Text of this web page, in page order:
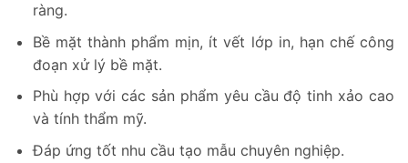
ràng.
Bề mặt thành phẩm mịn, ít vết lớp in, hạn chế công
đoạn xử lý bề mặt.
Phù hợp với các sản phẩm yêu cầu độ tinh xảo cao
và tính thẩm mỹ.
Đáp ứng tốt nhu cầu tạo mẫu chuyên nghiệp.